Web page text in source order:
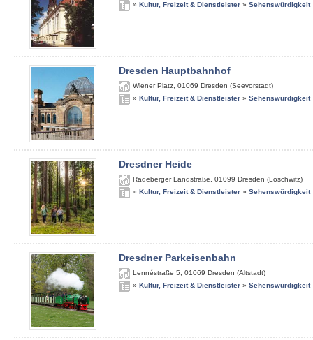
» Kultur, Freizeit & Dienstleister » Sehenswürdigkeit
Dresden Hauptbahnhof
Wiener Platz 01069 Dresden (Seevorstadt)
» Kultur, Freizeit & Dienstleister » Sehenswürdigkeit
Dresdner Heide
Radeberger Landstraße 01099 Dresden (Loschwitz)
» Kultur, Freizeit & Dienstleister » Sehenswürdigkeit
Dresdner Parkeisenbahn
Lennéstraße 5 01069 Dresden (Altstadt)
» Kultur, Freizeit & Dienstleister » Sehenswürdigkeit